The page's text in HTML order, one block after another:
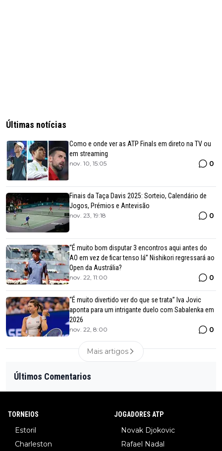
Últimas notícias
Como e onde ver as ATP Finals em direto na TV ou
em streaming
nov. 10, 15:05 0
Finais da Taça Davis 2025: Sorteio, Calendário de
Jogos, Prémios e Antevisão
nov. 23, 19:18 0
“É muito bom disputar 3 encontros aqui antes do
AO em vez de ficar tenso lá” Nishikori regressará ao
Open da Austrália?
nov. 22, 11:00 0
“É muito divertido ver do que se trata” Iva Jovic
aponta para um intrigante duelo com Sabalenka em
2026
nov. 22, 8:00 0
Mais artigos
Últimos Comentarios
TORNEIOS
Estoril
Charleston
JOGADORES ATP
Novak Djokovic
Rafael Nadal